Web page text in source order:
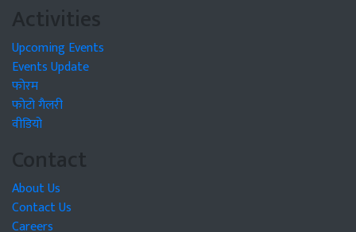
Activities
Upcoming Events
Events Update
फोरम
फोटो गैलरी
वीडियो
Contact
About Us
Contact Us
Careers